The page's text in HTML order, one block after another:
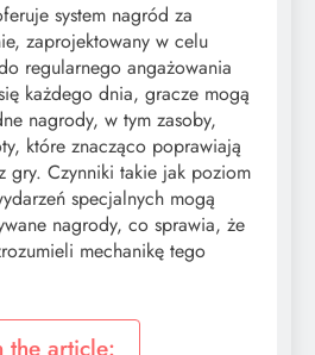
system nagród za
zaprojektowany w celu
regularnego angażowania
każdego dnia, gracze mogą
nagrody, w tym zasoby,
które znacząco poprawiają
gry. Czynniki takie jak poziom
specjalnych mogą
nagrody, co sprawia, że
mechanikę tego
the article: